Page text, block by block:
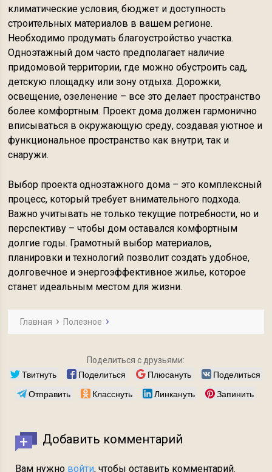
климатические условия, бюджет и доступность
строительных материалов в вашем регионе.
Необходимо продумать благоустройство участка.
Одноэтажный дом часто предполагает наличие
придомовой территории, где можно обустроить сад,
детскую площадку или зону отдыха. Дорожки,
освещение, озеленение – все это делает пространство
более комфортным. Проект дома должен гармонично
вписываться в окружающую среду, создавая уютное и
функциональное пространство как внутри, так и
снаружи.
Выбор проекта одноэтажного дома – это комплексный
процесс, который требует внимательного подхода.
Важно учитывать не только текущие потребности, но и
перспективу – чтобы дом оставался комфортным
долгие годы. Грамотный выбор материалов,
планировки и технологий позволит создать удобное,
долговечное и энергоэффективное жилье, которое
станет идеальным местом для жизни.
Главная Полезное
Поделиться с друзьями:
Твитнуть Поделиться Плюсануть
Поделиться
Отправить
Класснуть Линкануть Запинить
Добавить комментарий
Вам нужно войти, чтобы оставить комментарий.